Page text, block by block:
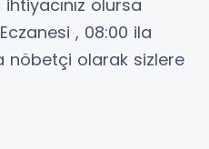
olursa
, 08:00 ila
nöbetçi olarak sizlere